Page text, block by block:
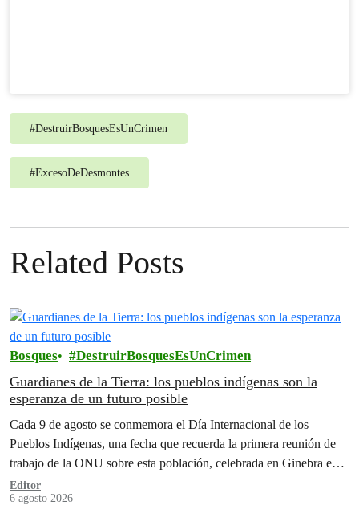
#DestruirBosquesEsUnCrimen
#ExcesoDeDesmontes
Related Posts
Bosques DestruirBosquesEsUnCrimen
Guardianes de la Tierra: los pueblos indígenas son la
esperanza de un futuro posible
Cada 9 de agosto se conmemora el Día Internacional de los
Pueblos Indígenas, una fecha que recuerda la primera reunión de
trabajo de la ONU sobre esta población, celebrada en Ginebra en
1982.
Editor
6 agosto 2026